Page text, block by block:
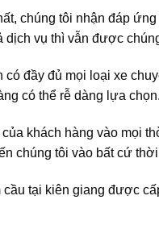
chúng tôi nhận đáp
vụ thì vẫn được
đầy đủ mọi loại xe
có thể rễ dàng lựa chọn.
khách hàng vào mọi
chúng tôi vào bất cứ
tại kiên giang được